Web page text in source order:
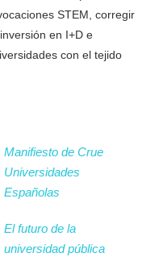
STEM, corregir
en I+D e
con el tejido
Manifiesto de Crue
Universidades
Españolas
El futuro de la
universidad pública